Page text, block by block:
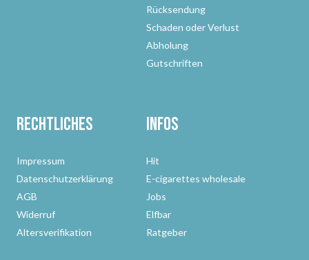
Rücksendung
Schaden oder Verlust
Abholung
Gutschriften
Rechtliches
Impressum
Datenschutzerklärung
AGB
Widerruf
Altersverifikation
Infos
Hit
E-cigarettes wholesale
Jobs
Elfbar
Ratgeber